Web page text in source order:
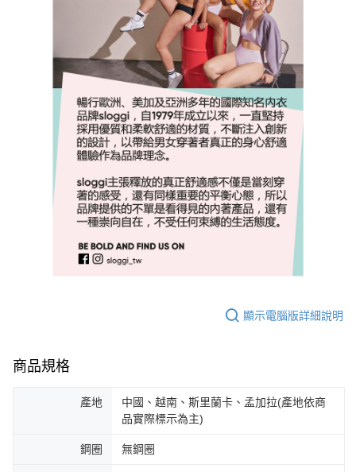
顯示電腦版詳細說明
商品規格
產地
中國、越南、斯里蘭卡、孟加拉(產地依商
品實際標示為主)
鋼圈 無鋼圈